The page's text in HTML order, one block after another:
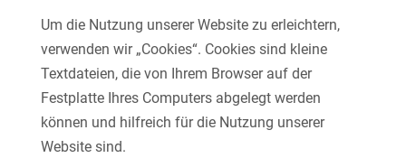
Um die Nutzung unserer Website zu erleichtern,
verwenden wir „Cookies“. Cookies sind kleine
Textdateien, die von Ihrem Browser auf der
Festplatte Ihres Computers abgelegt werden
können und hilfreich für die Nutzung unserer
Website sind.